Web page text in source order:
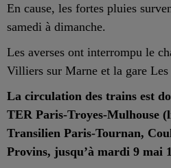
En cause, les fortes pluies
samedi à dimanche.
Les averses ont interrompu le
Villiers sur Marne et la gare Les
La circulation des trains est
TER Paris-Troyes-Mulhouse
Transilien Paris-Tournan,
Provins, jusqu’à mardi 9 mai